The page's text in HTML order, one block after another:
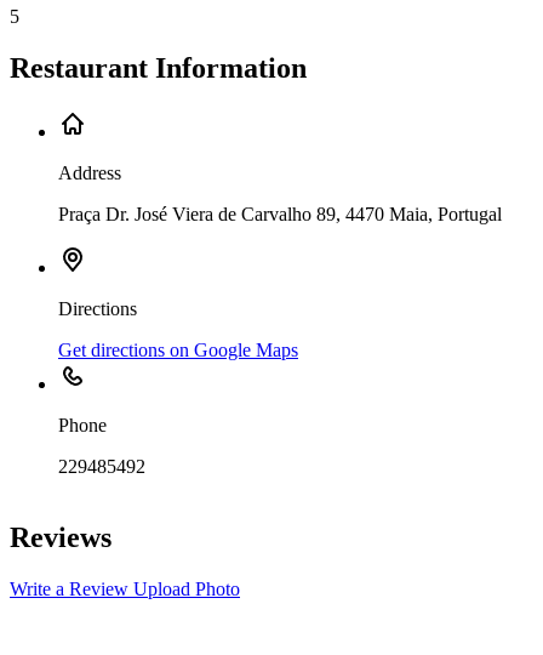
5
Restaurant Information
Address
Praça Dr. José Viera de Carvalho 89, 4470 Maia, Portugal
Directions
Get directions on Google Maps
Phone
229485492
+
Reviews
Write a Review Upload Photo